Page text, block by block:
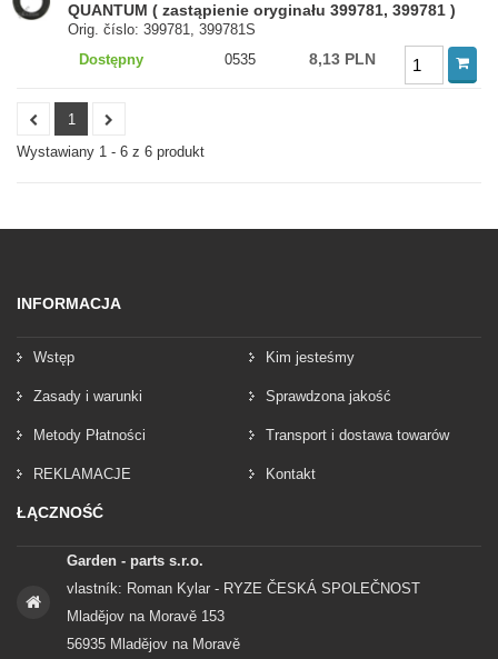
QUANTUM ( zastąpienie oryginału 399781, 399781 )
Orig. číslo: 399781, 399781S
Dostępny
0535 8,13 PLN
1
Wystawiany 1 - 6 z 6 produkt
INFORMACJA
Wstęp Kim jesteśmy
Zasady i warunki Sprawdzona jakość
Metody Płatności Transport i dostawa towarów
REKLAMACJE Kontakt
ŁĄCZNOŚĆ
Garden - parts s.r.o.
vlastník: Roman Kylar - RYZE ČESKÁ SPOLEČNOST
Mladějov na Moravě 153
56935 Mladějov na Moravě